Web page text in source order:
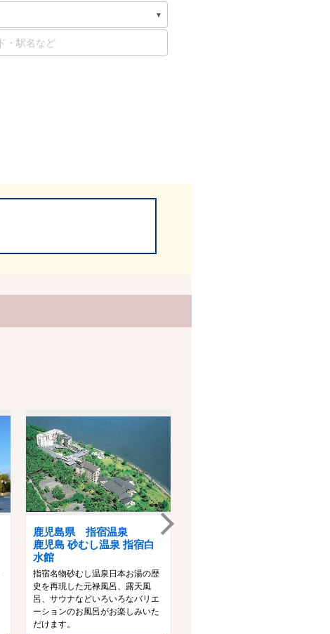
鹿児島県 指宿温泉
鹿児島 砂むし温泉 指宿白
水館
指宿名物砂むし温泉日本お湯の歴
史を再現した元禄風呂、露天風
呂、サウナなどいろいろなバリエ
ーションのお風呂がお楽しみいた
だけます。